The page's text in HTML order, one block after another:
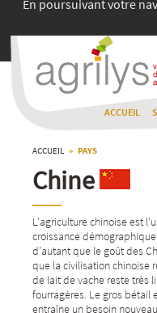
En poursuivant votre
ACCUEIL
ACCUEIL » PAYS
Chine
L’agriculture chinoise est
croissance
d’autant que le goût des
que la civilisation chinoise
de lait de vache reste très
fourragères. Le gros bétail
entraîne un besoin